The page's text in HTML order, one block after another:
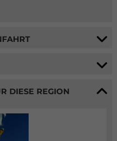
DIESE REGION